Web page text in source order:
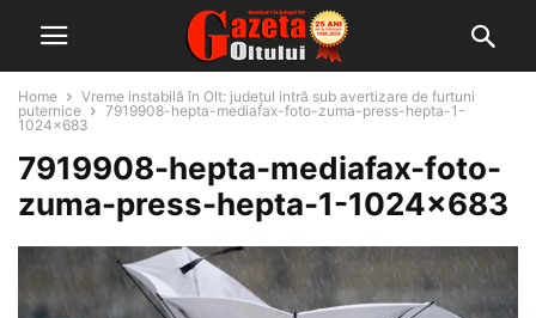
Home
Vreme instabilă în Olt: județul intră sub avertizare de furtuni
puternice
7919908-hepta-mediafax-foto-zuma-press-hepta-1-
1024x683
7919908-hepta-mediafax-foto-
zuma-press-hepta-1-1024×683